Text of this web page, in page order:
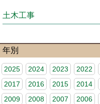
土木工事
年別
2025 2024 2023 2022
2017
2016 2015 2014
2009
2008 2007 2006